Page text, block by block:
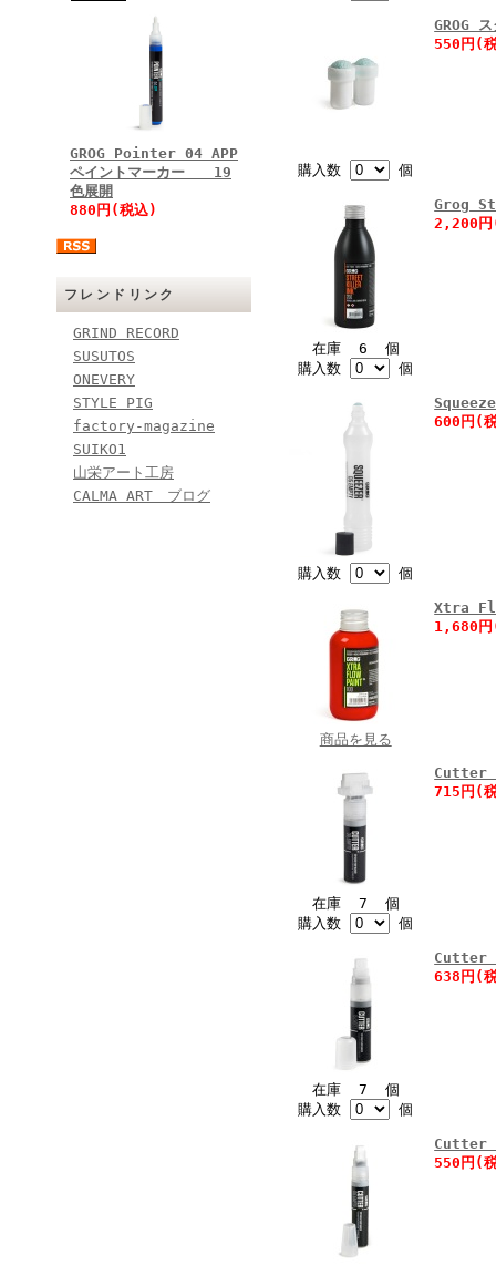
GROG Pointer 04 APP
ペイントマーカー 19
色展開
880円(税込)
フレンドリンク
GRIND RECORD
SUSUTOS
ONEVERY
STYLE PIG
factory-magazine
SUIKO1
山栄アート工房
CALMA ART ブログ
購入数 個
GROG
550円(
在庫 6 個
購入数
個
Grog
2,200
購入数 個
600円(
商品を見る
Xtra
1,680
在庫 7 個
購入数
個
Cutter
715円(
在庫 7 個
購入数
個
Cutter
638円(
Cutter
550円(